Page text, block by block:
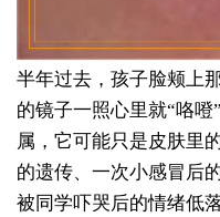
半年过去，孩子脸颊上
的镜子一照心里就“咯
属，它可能只是皮肤里
的遗传、一次小感冒后
被同学吓哭后的情绪低